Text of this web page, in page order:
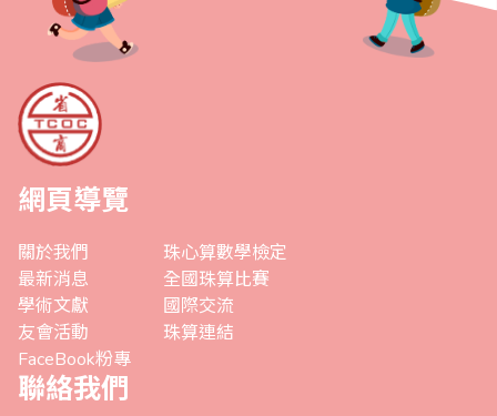
網頁導覽
關於我們
最新消息
學術文獻
友會活動
FaceBook粉專
珠心算數學檢定
全國珠算比賽
國際交流
珠算連結
聯絡我們